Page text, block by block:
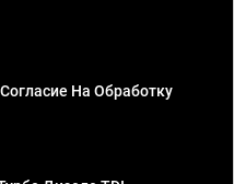
На Обработку